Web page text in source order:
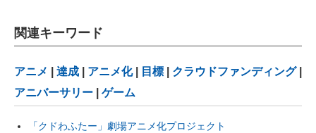
関連キーワード
アニメ 達成 アニメ化| 目標 クラウドファンディング|
アニバーサリー
ゲーム
「クドわふたー」劇場アニメ化プロジェクト